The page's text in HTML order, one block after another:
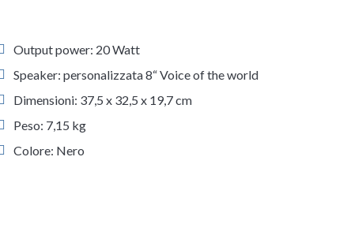
Output power: 20 Watt
Speaker: personalizzata 8“ Voice of the world
Dimensioni: 37,5 x 32,5 x 19,7 cm
Peso: 7,15 kg
Colore: Nero